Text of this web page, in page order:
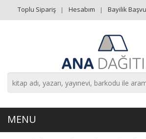
Toplu Sipariş Hesabım Bayilik